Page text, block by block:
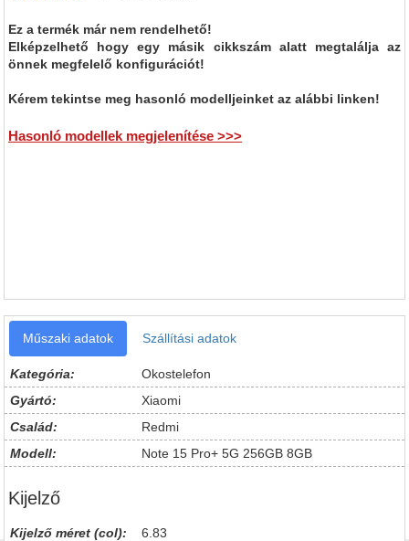
Ez a termék már nem rendelhető!
Elképzelhető hogy egy másik cikkszám alatt megtalálja az
önnek megfelelő konfigurációt!
Kérem tekintse meg hasonló modelljeinket az alábbi linken!
Hasonló modellek megjelenítése >>>
Műszaki adatok Szállítási adatok
Kategória:
Okostelefon
Gyártó:
Xiaomi
Család:
Redmi
Modell:
Note 15 Pro+ 5G 256GB 8GB
Kijelző
Kijelző méret (col):
6.83